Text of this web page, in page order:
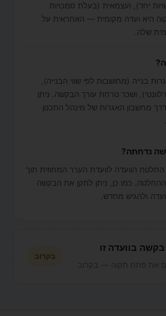
יחד), ועצמאית (בעלת סמכויות
היא ועדה מקומית — האחראית על
שלה.
בנייה (מחושבות לפי שווי הבנייה),
ושכר טרחת עורך הבקשה. ניתן
מחשבון האגרות של מינהל התכנון
נדחתה?
החלטת הוועדה לוועדת הערר המחוזית תוך
ההחלטה. כמו כן, ניתן לתקן את הבקשה
ולהגיש מחדש.
בוועדה זו
בקרוב